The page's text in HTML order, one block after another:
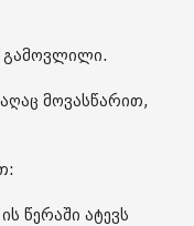
გამოვლილი.
მოვასწარით,
წერაში ატევს